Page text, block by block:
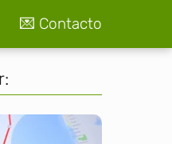
💌 Contacto